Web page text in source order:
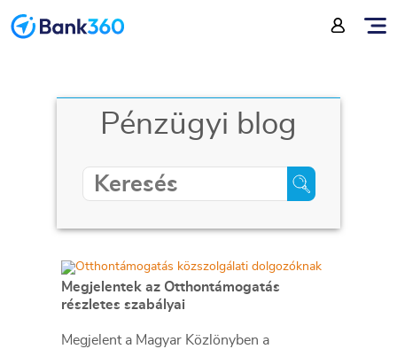
Megjelentek az Otthontámogatás
részletes szabályai
Megjelent a Magyar Közlönyben a
Pénzügyi blog